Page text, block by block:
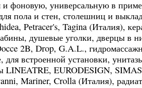
и фоновую, универсальную в
пола и стен, столешниц и
Pеtracer's, Tagina (Италия),
душевые уголки, дверцы в
2B, Drop, G.A.L.,
встроенной установки,
LINEATRE, EURODESIGN,
Mariner, Crolla (Италия),